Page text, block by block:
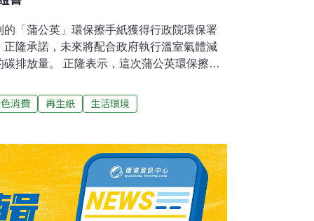
「蒲公英」環保擦手紙獲得行政院環保署
隆承諾，未來將配合政府執行溫室氣體減
次蒲公英環保擦手
、使用、運輸及廢棄等五大階段碳足跡盤
項活動中，直接與間接所產生的溫室氣體
品碳足跡」證書，並進一步通過環保署審
示，根據英國
用純漿製成的捲筒衛生紙在生產過程排放1.8
製造的捲衛則為1.1公克，減少約40%；其
紙製造的碳排放量，
消費 再生紙 生活環境